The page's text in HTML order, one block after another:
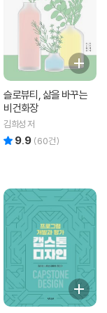
슬로뷰티, 삶을 바꾸는
비건화장
김희성 저
9.9 (60건)